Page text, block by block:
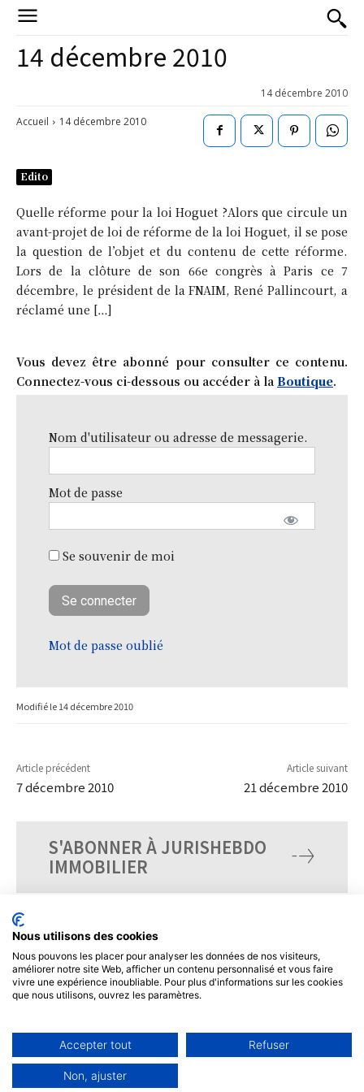
14 décembre 2010
14 décembre 2010
Accueil 14 décembre 2010
Edito
Quelle réforme pour la loi Hoguet ?Alors que circule un
avant-projet de loi de réforme de la loi Hoguet, il se pose
la question de l’objet et du contenu de cette réforme.
Lors de la clôture de son 66e congrès à Paris ce 7
décembre, le président de la FNAIM, René Pallincourt, a
réclamé une […]
Vous devez être abonné pour consulter ce contenu.
Connectez-vous ci-dessous ou accéder à la Boutique.
Nom d'utilisateur ou adresse de messagerie.
Mot de passe
Se souvenir de moi
Mot de passe oublié
Modifié le14 décembre 2010
Article précédent
7 décembre 2010
Article suivant
21 décembre 2010
S'ABONNER À JURISHEBDO
IMMOBILIER
Nous utilisons des cookies
Nous pouvons les placer pour analyser les données de nos visiteurs,
améliorer notre site Web, afficher un contenu personnalisé et vous faire
vivre une expérience inoubliable. Pour plus d'informations sur les cookies
que nous utilisons, ouvrez les paramètres.
Accepter tout Refuser
Non, ajuster